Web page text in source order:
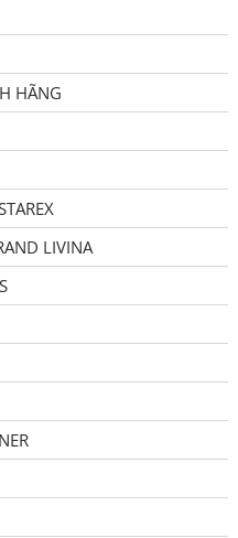
HÃNG
LIVINA